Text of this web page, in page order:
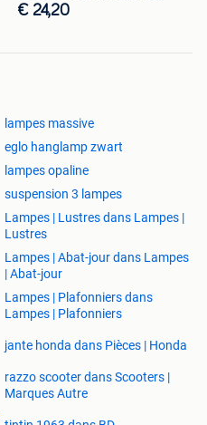
Exclusief
€ 24,20
lampes massive
eglo hanglamp zwart
lampes opaline
suspension 3 lampes
Lampes | Lustres dans Lampes |
Lustres
Lampes | Abat-jour dans Lampes
| Abat-jour
Lampes | Plafonniers dans
Lampes | Plafonniers
jante honda dans Pièces | Honda
razzo scooter dans Scooters |
Marques Autre